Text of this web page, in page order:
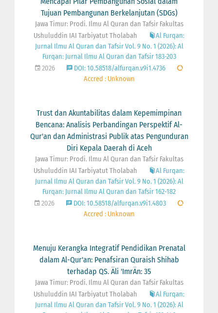
Tujuan Pembangunan Berkelanjutan (SDGs)
Jawa Timur: Prodi. Ilmu Al Quran dan Tafsir Fakultas
Ushuluddin IAI Tarbiyatut Tholabah
Al Furqan:
Jurnal Ilmu Al Quran dan Tafsir Vol. 9 No. 1 (2026): Al
Furqan: Jurnal Ilmu Al Quran dan Tafsir 183-203
2026
DOI: 10.58518/alfurqan.v9i1.4736
Accred : Unknown
Trust dan Akuntabilitas dalam Kepemimpinan
Bencana: Analisis Perbandingan Perspektif Al-
Qur'an dan Administrasi Publik atas Pengunduran
Diri Kepala Daerah di Aceh
Jawa Timur: Prodi. Ilmu Al Quran dan Tafsir Fakultas
Ushuluddin IAI Tarbiyatut Tholabah
Al Furqan:
Jurnal Ilmu Al Quran dan Tafsir Vol. 9 No. 1 (2026): Al
Furqan: Jurnal Ilmu Al Quran dan Tafsir 162-182
2026
DOI: 10.58518/alfurqan.v9i1.4803
Accred : Unknown
Menuju Kerangka Integratif Pendidikan Prenatal
dalam Al-Qur'an: Penafsiran Quraish Shihab
terhadap QS. Äli 'ImrÄn: 35
Jawa Timur: Prodi. Ilmu Al Quran dan Tafsir Fakultas
Ushuluddin IAI Tarbiyatut Tholabah
Al Furqan:
Jurnal Ilmu Al Quran dan Tafsir Vol. 9 No. 1 (2026): Al